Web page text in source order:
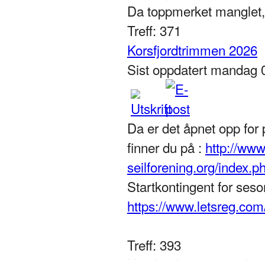
Da toppmerket
Treff: 371
Korsfjordtrimmen 2026
Sist oppdatert
Da er det åpnet opp
finner du på : http://
seilforening.org/
Startkontingent for
https://
Treff: 393